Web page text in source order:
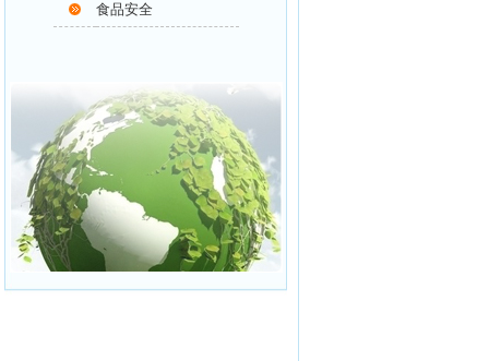
食品安全